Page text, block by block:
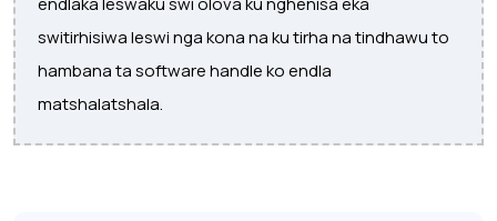
switirhisiwa leswi nga kona na ku tirha na tindhawu to
hambana ta software handle ko endla
matshalatshala.